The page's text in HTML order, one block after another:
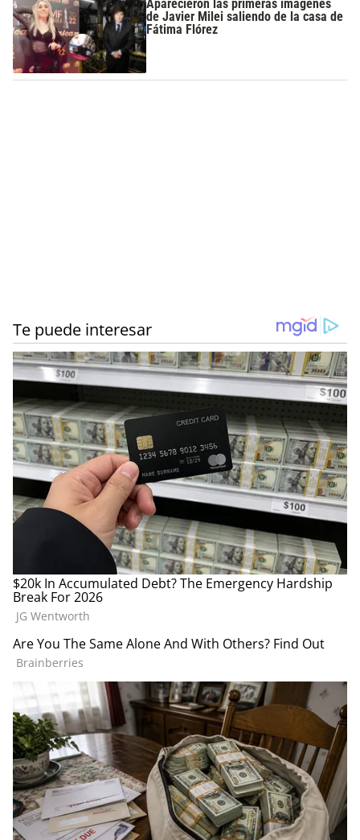
Aparecieron las primeras imágenes
de Javier Milei saliendo de la casa de
Fátima Flórez